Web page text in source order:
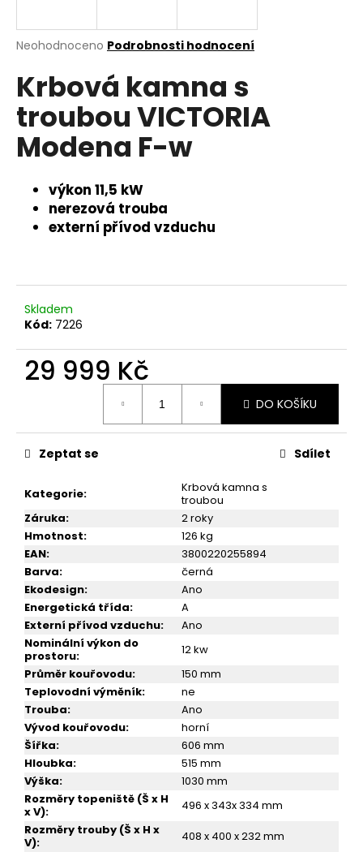
Průměrné
produktu
je
0,0
z
5
hvězdiček.
Neohodnoceno Podrobnosti hodnocení
Krbová kamna s
troubou VICTORIA
Modena F-w
výkon 11,5 kW
nerezová trouba
externí přívod vzduchu
Skladem
Kód: 7226
29 999 Kč
DO KOŠÍKU
Kategorie:
Krbová kamna s
troubou
Záruka:
2 roky
Hmotnost:
126 kg
EAN:
3800220255894
Barva:
černá
Ekodesign:
Ano
Energetická třída:
A
Externí přívod vzduchu:
Ano
Nominální výkon do
prostoru:
12 kw
Průměr kouřovodu:
150 mm
Teplovodní výměník:
ne
Trouba:
Ano
Vývod kouřovodu:
horní
Šířka:
606 mm
Hloubka:
515 mm
Výška:
1030 mm
Rozměry topeniště (Š x H
x V):
496 x 343x 334 mm
Rozměry trouby (Š x H x
V):
408 x 400 x 232 mm
Zeptat se Sdílet
j
t
?
o
u
u
m
e
SPORÁK
NA
TUHÁ
PALIVA
PRITY
GT
FS
DR,
BURGUNDY,
PRAVÁ
26
999
Kč